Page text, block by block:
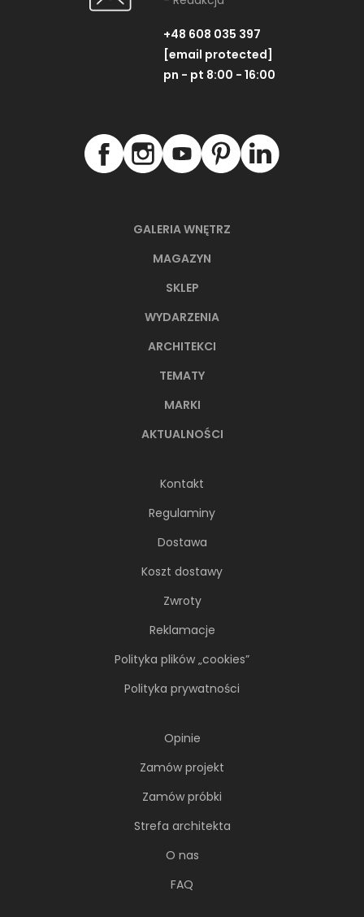
GALERIA WNĘTRZ
MAGAZYN
SKLEP
WYDARZENIA
ARCHITEKCI
TEMATY
MARKI
AKTUALNOŚCI
Kontakt
Regulaminy
Dostawa
Koszt dostawy
Zwroty
Reklamacje
Polityka plików „cookies”
Polityka prywatności
Opinie
Zamów projekt
Zamów próbki
Strefa architekta
O nas
FAQ
+48 608 035 397
[email protected]
pn - pt 8:00 - 16:00